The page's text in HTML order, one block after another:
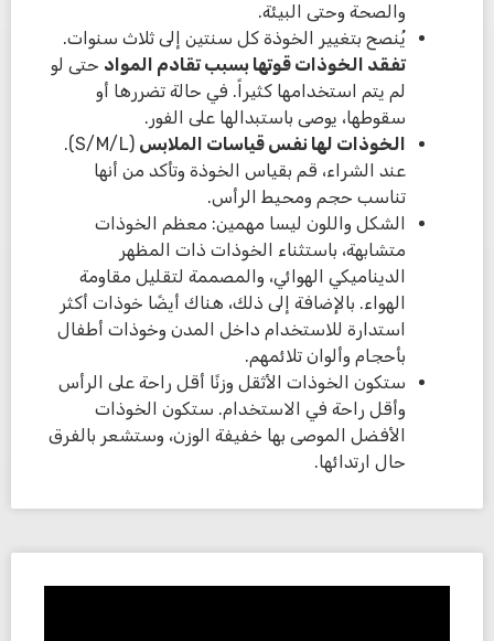
والصحة وحتى البيئة.
يُنصح بتغيير الخوذة كل سنتين إلى ثلاث سنوات.
تفقد الخوذات قوتها بسبب تقادم المواد حتى لو
لم يتم استخدامها كثيراً. في حالة تضررها أو
سقوطها، يوصى باستبدالها على الفور.
الخوذات لها نفس قياسات الملابس
(S/M/L).
عند الشراء، قم بقياس الخوذة وتأكد من أنها
تناسب حجم ومحيط الرأس.
الشكل واللون ليسا مهمين: معظم الخوذات
متشابهة، باستثناء الخوذات ذات المظهر
الديناميكي الهوائي، والمصممة لتقليل مقاومة
الهواء. بالإضافة إلى ذلك، هناك أيضًا خوذات أكثر
استدارة للاستخدام داخل المدن وخوذات أطفال
بأحجام وألوان تلائمهم.
ستكون الخوذات الأثقل وزنًا أقل راحة على الرأس
وأقل راحة في الاستخدام. ستكون الخوذات
الأفضل الموصى بها خفيفة الوزن، وستشعر بالفرق
حال ارتدائها.